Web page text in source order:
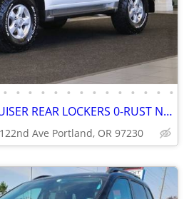
• • • • • • • • • • • • • •
1999 TOYOTA LAND CRUISER REAR LOCKERS 0-RUST NEW TB OME LIFT 2000 2001
Ave Portland, OR 97230